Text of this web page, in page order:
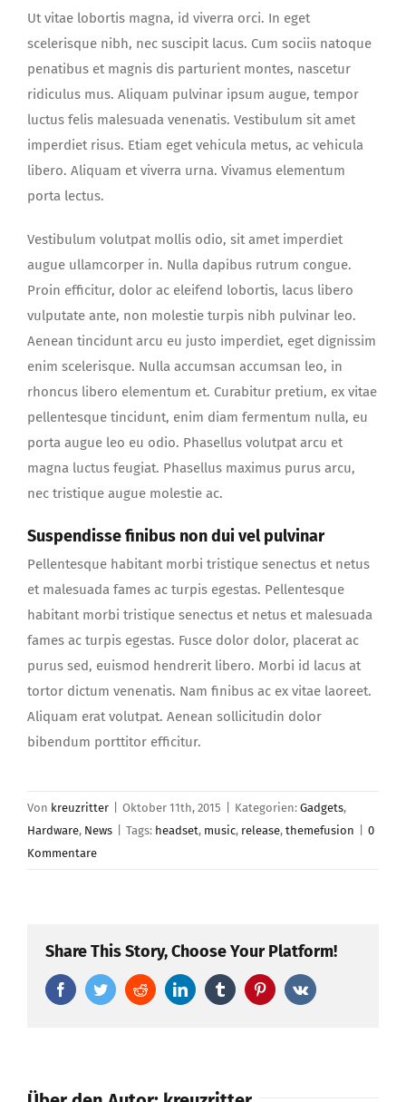
Ut vitae lobortis magna, id viverra orci. In eget
scelerisque nibh, nec suscipit lacus. Cum sociis natoque
penatibus et magnis dis parturient montes, nascetur
ridiculus mus. Aliquam pulvinar ipsum augue, tempor
luctus felis malesuada venenatis. Vestibulum sit amet
imperdiet risus. Etiam eget vehicula metus, ac vehicula
libero. Aliquam et viverra urna. Vivamus elementum
porta lectus.
Vestibulum volutpat mollis odio, sit amet imperdiet
augue ullamcorper in. Nulla dapibus rutrum congue.
Proin efficitur, dolor ac eleifend lobortis, lacus libero
vulputate ante, non molestie turpis nibh pulvinar leo.
Aenean tincidunt arcu eu justo imperdiet, eget dignissim
enim scelerisque. Nulla accumsan accumsan leo, in
rhoncus libero elementum et. Curabitur pretium, ex vitae
pellentesque tincidunt, enim diam fermentum nulla, eu
porta augue leo eu odio. Phasellus volutpat arcu et
magna luctus feugiat. Phasellus maximus purus arcu,
nec tristique augue molestie ac.
Suspendisse finibus non dui vel pulvinar
Pellentesque habitant morbi tristique senectus et netus
et malesuada fames ac turpis egestas. Pellentesque
habitant morbi tristique senectus et netus et malesuada
fames ac turpis egestas. Fusce dolor dolor, placerat ac
purus sed, euismod hendrerit libero. Morbi id lacus at
tortor dictum venenatis. Nam finibus ac ex vitae laoreet.
Aliquam erat volutpat. Aenean sollicitudin dolor
bibendum porttitor efficitur.
Von kreuzritter Oktober 11th, 2015 Kategorien: Gadgets,
Hardware, News Tags: headset, music, release, themefusion
0
Kommentare
Share This Story, Choose Your Platform!
FacebookTwitterRedditLinkedInTumblr Pinterest
Vk